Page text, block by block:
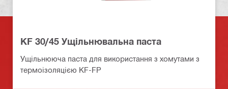
KF 30/45 Ущільнювальна паста
Ущільнююча паста для використання з хомутами з
термоізоляцією KF-FP